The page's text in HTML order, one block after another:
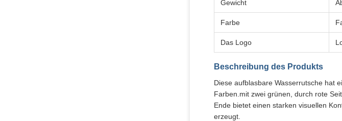
Gewicht
Farbe
Das Logo
Beschreibung des Produkts
Diese aufblasbare Wasserrutsche hat
Farben.mit zwei grünen, durch rote
Ende bietet einen starken visuellen
erzeugt.